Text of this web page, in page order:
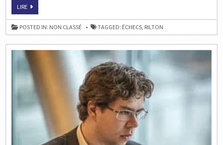
STOKHOLM
LIREÉCHECS
LA
RILTON
CUP
DE
POSTED IN: NON CLASSÉ TAGGED: ÉCHECS, RILTON